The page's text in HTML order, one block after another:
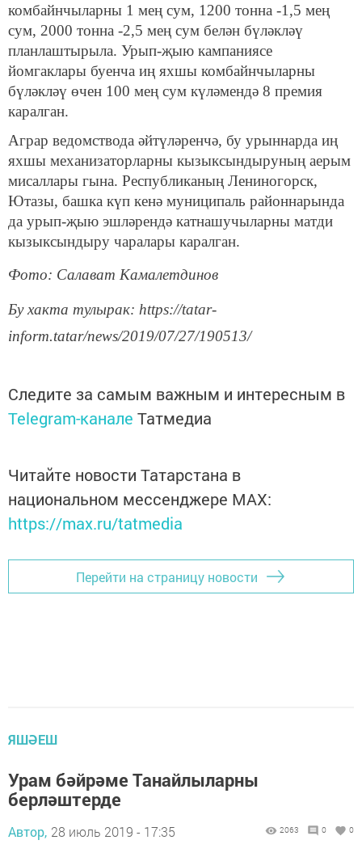
комбайнчыларны 1 мең сум, 1200 тонна -1,5 мең
сум, 2000 тонна -2,5 мең сум белән бүләкләү
планлаштырыла. Урып-җыю кампаниясе
йомгаклары буенча иң яхшы комбайнчыларны
бүләкләү өчен 100 мең сум күләмендә 8 премия
каралган.
Аграр ведомствода әйтүләренчә, бу урыннарда иң
яхшы механизаторларны кызыксындыруның аерым
мисаллары гына. Республиканың Лениногорск,
Ютазы, башка күп кенә муниципаль районнарында
да урып-җыю эшләрендә катнашучыларны матди
кызыксындыру чаралары каралган.
Фото: Салават Камалетдинов
Бу хакта тулырак: https://tatar-
inform.tatar/news/2019/07/27/190513/
Следите за самым важным и интересным в
Telegram-канале Татмедиа
Читайте новости Татарстана в
национальном мессенджере MАХ:
https://max.ru/tatmedia
Перейти на страницу новости
ЯШӘЕШ
Урам бәйрәме Танайлыларны
берләштерде
Автор, 28 июль 2019 - 17:35 2063 0 0